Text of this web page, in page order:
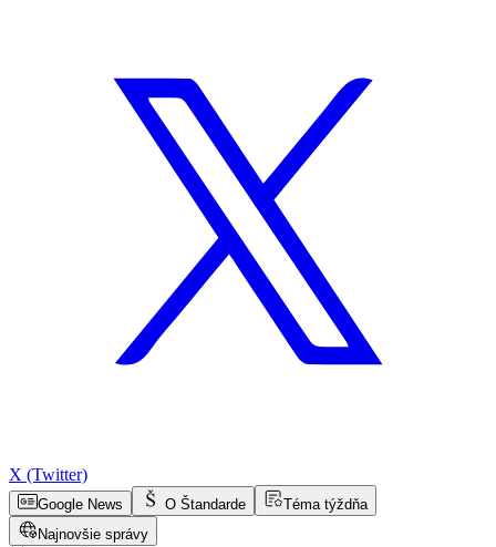
X (Twitter)
Google News O Štandarde
Téma týždňa
Najnovšie správy